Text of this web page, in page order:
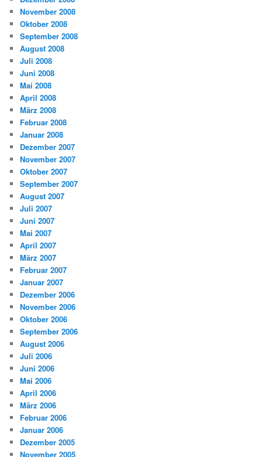
November 2008
Oktober 2008
September 2008
August 2008
Juli 2008
Juni 2008
Mai 2008
April 2008
März 2008
Februar 2008
Januar 2008
Dezember 2007
November 2007
Oktober 2007
September 2007
August 2007
Juli 2007
Juni 2007
Mai 2007
April 2007
März 2007
Februar 2007
Januar 2007
Dezember 2006
November 2006
Oktober 2006
September 2006
August 2006
Juli 2006
Juni 2006
Mai 2006
April 2006
März 2006
Februar 2006
Januar 2006
Dezember 2005
November 2005